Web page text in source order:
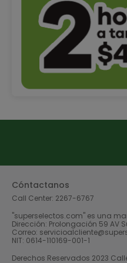
Cóntactanos
Call Center: 2267-6767
"superselectos.com" es una
Dirección: Prolongación 59 AV
Correo:
NIT: 0614-110169-001-1
Derechos Reservados 2023